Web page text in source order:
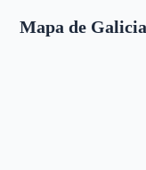
Mapa de